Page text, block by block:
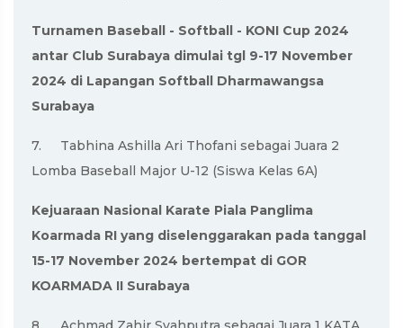
Turnamen Baseball - Softball - KONI Cup 2024
antar Club Surabaya dimulai tgl 9-17 November
2024 di Lapangan Softball Dharmawangsa
Surabaya
7.
Tabhina Ashilla Ari Thofani sebagai Juara 2
Lomba Baseball Major U-12 (Siswa Kelas 6A)
Kejuaraan Nasional Karate Piala Panglima
Koarmada RI yang diselenggarakan pada tanggal
15-17 November 2024 bertempat di GOR
KOARMADA II Surabaya